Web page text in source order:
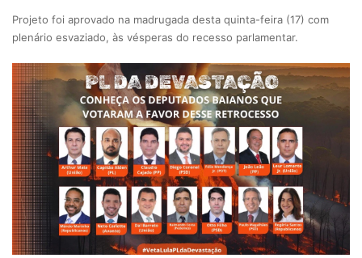
Projeto foi aprovado na madrugada desta quinta-feira (17) com
plenário esvaziado, às vésperas do recesso parlamentar.